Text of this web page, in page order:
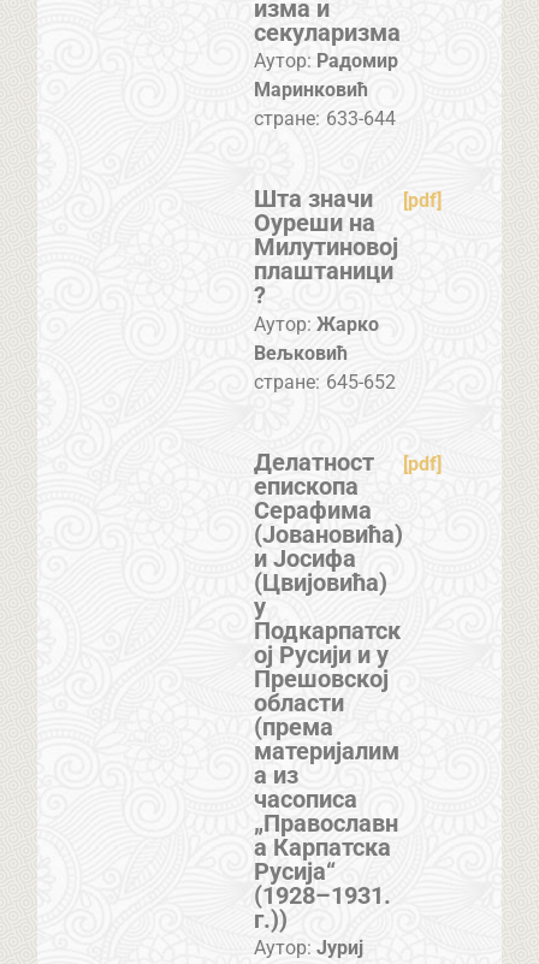
изма и
секуларизма
Аутор: Радомир
Маринковић
стране: 633-644
Шта значи
Оуреши на
Милутиновој
плаштаници
?
[pdf]
Аутор: Жарко
Вељковић
стране: 645-652
Делатност
епископа
Серафима
(Јовановића)
и Јосифа
(Цвијовића)
у
Подкарпатск
ој Русији и у
Прешовској
области
(према
материјалим
а из
часописа
„Православн
а Карпатска
Русија“
(1928–1931.
г.))
[pdf]
Аутор: Јуриј